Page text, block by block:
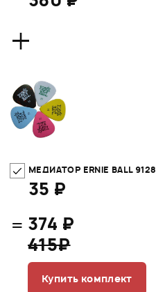
+
МЕДИАТОР ERNIE BALL 9128
35 ₽
= 374 ₽
415₽
Купить комплект